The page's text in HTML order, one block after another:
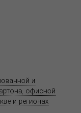
и
офисной
и регионах